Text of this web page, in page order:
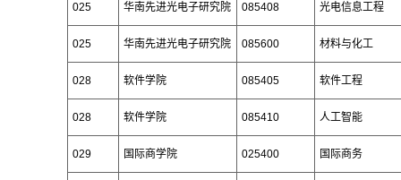
025 华南先进光电子研究院 085408 光电信息工程
025 华南先进光电子研究院 085600 材料与化工
028 软件学院 085405 软件工程
028 软件学院 085410 人工智能
029 国际商学院 025400 国际商务